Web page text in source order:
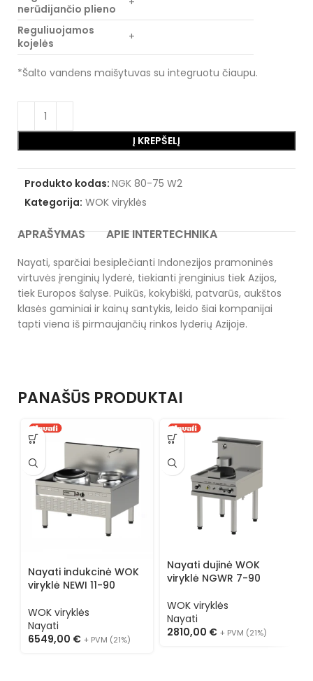
nerūdijančio plieno
Reguliuojamos
kojelės
+
*Šalto vandens maišytuvas su integruotu čiaupu.
Į KREPŠELĮ
Produkto kodas: NGK 80-75 W2
Kategorija: WOK viryklės
APRAŠYMAS APIE INTERTECHNIKA
Nayati, sparčiai besiplečianti Indonezijos pramoninės
virtuvės įrenginių lyderė, tiekianti įrenginius tiek Azijos,
tiek Europos šalyse. Puikūs, kokybiški, patvarūs, aukštos
klasės gaminiai ir kainų santykis, leido šiai kompanijai
tapti viena iš pirmaujančių rinkos lyderių Azijoje.
PANAŠŪS PRODUKTAI
Nayati indukcinė WOK
viryklė NEWI 11-90
WOK viryklės
Nayati
6549,00 € + PVM (21%)
Nayati dujinė WOK
viryklė NGWR 7-90
WOK viryklės
Nayati
2810,00 € + PVM (21%)